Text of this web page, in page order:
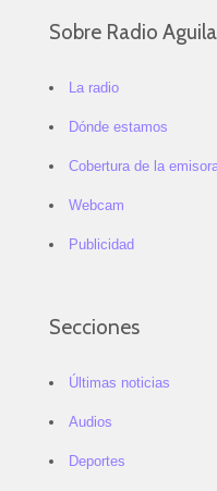
Sobre Radio
La radio
Dónde estamos
Cobertura de la
Webcam
Publicidad
Secciones
Últimas noticias
Audios
Deportes